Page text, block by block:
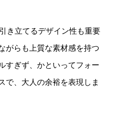
き立てるデザイン性も重要
がらも上質な素材感を持つ
すぎず、かといってフォー
で、大人の余裕を表現しま